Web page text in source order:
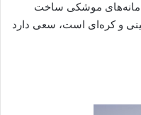
موشکی ساخت
و کره‌ای است، سعی دارد